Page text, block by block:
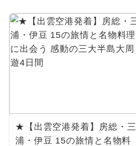
★【出雲空港発着】房総・三
浦・伊豆 15の旅情と名物料